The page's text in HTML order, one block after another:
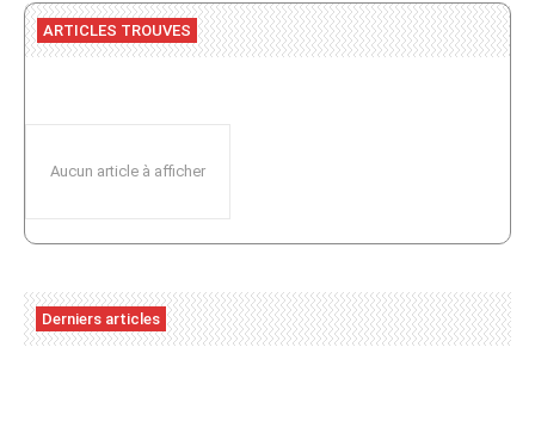
ARTICLES TROUVES
Aucun article à afficher
Derniers articles